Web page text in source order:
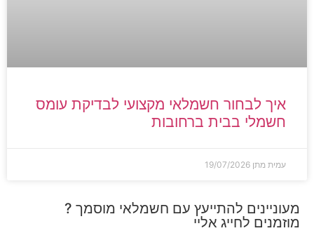
איך לבחור חשמלאי מקצועי לבדיקת עומס
חשמלי בבית ברחובות
עמית מתן 19/07/2026
מעוניינים להתייעץ עם חשמלאי מוסמך ?
מוזמנים לחייג אליי